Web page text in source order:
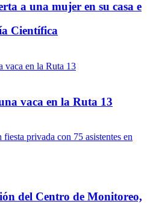
a una mujer en su casa e
Científica
vaca en la Ruta 13
del Centro de Monitoreo,